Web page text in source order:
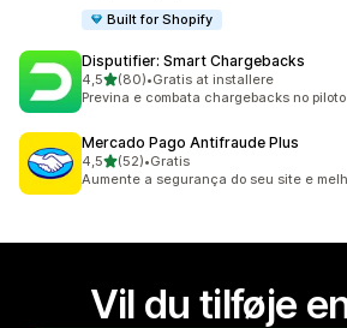
Built for Shopify
Disputifier: Smart Chargebacks
4,5ud af 5 stjerner
(80)
80 anmeldelser i alt
•Gratis at installere
Previna e combata chargebacks no
Mercado Pago Antifraude Plus
4,5ud af 5 stjerner
(52)
52 anmeldelser i alt
•Gratis
Aumente a segurança do seu site e
Vil du tilføje